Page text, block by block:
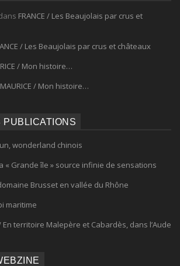
FRANCE / Les Beaujolais par crus et
/ Les Beaujolais par crus et châteaux
/ Mon histoire…
MAURICE / Mon histoire…
PUBLICATIONS
wonderland chinois
« Grande île » source infinie de sensations
Brusset en vallée du Rhône
maritime
/ En territoire Malepère et Cabardès, dans l’Aude